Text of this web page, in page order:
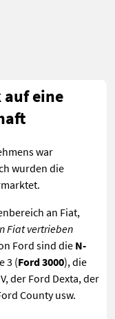
auf eine
war
wurden die
an Fiat,
Fiat vertrieben
Ford sind die N-
3 (Ford 3000), die
der Ford Dexta, der
County usw.